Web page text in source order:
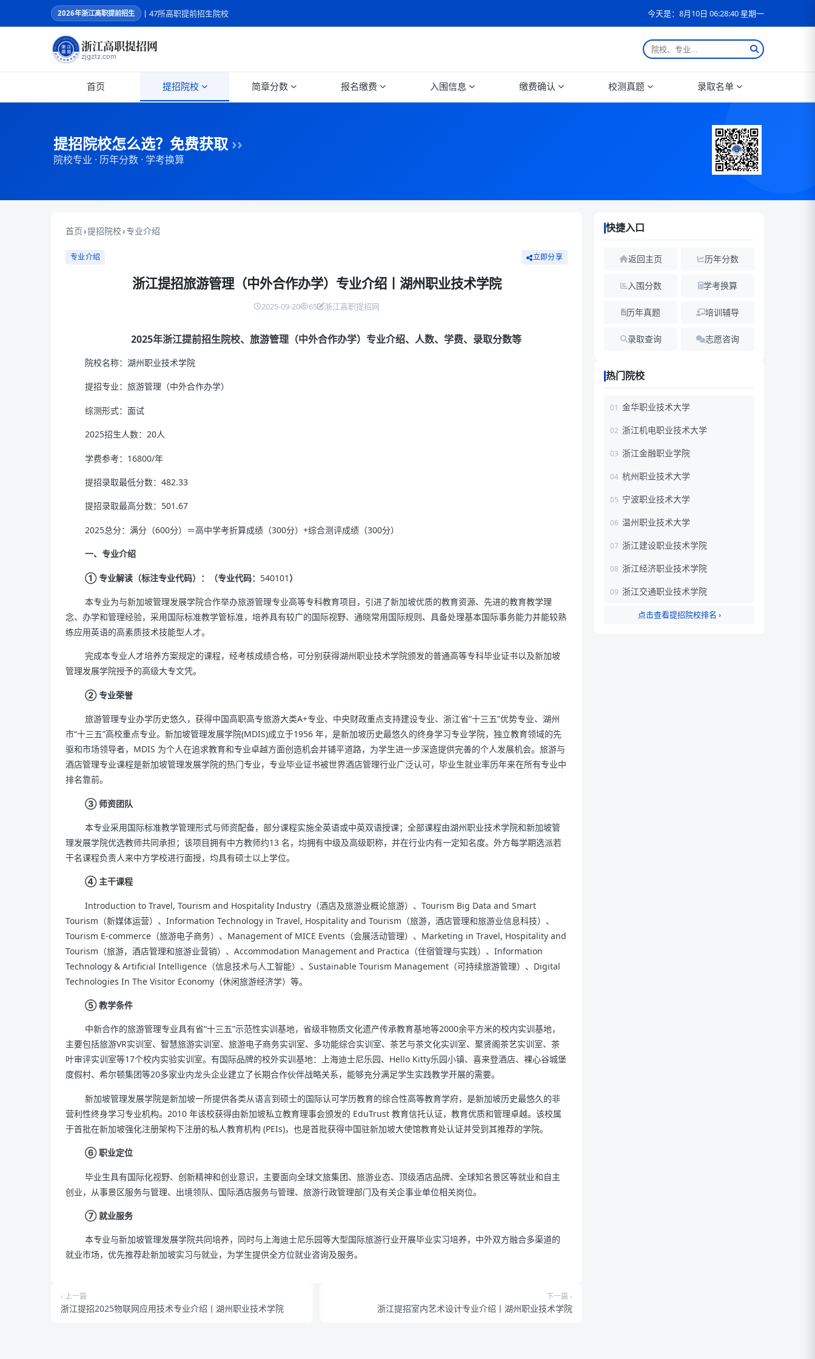
2026年浙江高职提前招生 丨47所高职提前招生院校 今天是：8月10日 06:28:41 星期一
浙江高职提招网
zjgztz.com
首页 提招院校 简章分数 报名缴费 入围信息 缴费确认 校测真题 录取名单
提招院校怎么选？免费获取 ››
院校专业 · 历年分数 · 学考换算
首页›提招院校›专业介绍
专业介绍 立即分享
浙江提招旅游管理（中外合作办学）专业介绍丨湖州职业技术学院
2025-09-20 65 浙江高职提招网
2025年浙江提前招生院校、旅游管理（中外合作办学）专业介绍、人数、学费、录取分数等
院校名称：湖州职业技术学院
提招专业：旅游管理（中外合作办学）
综测形式：面试
2025招生人数：20人
学费参考：16800/年
提招录取最低分数：482.33
提招录取最高分数：501.67
2025总分：满分（600分）＝高中学考折算成绩（300分）+综合测评成绩（300分）
一、专业介绍
① 专业解读（标注专业代码）：（专业代码： 540101）
本专业为与新加坡管理发展学院合作举办旅游管理专业高等专科教育项目，引进了新加坡优质的教育资源、先进的教育教学理
念、办学和管理经验，采用国际标准教学管标准，培养具有较广的国际视野、通晓常用国际规则、具备处理基本国际事务能力并能较熟
练应用英语的高素质技术技能型人才。
完成本专业人才培养方案规定的课程，经考核成绩合格，可分别获得湖州职业技术学院颁发的普通高等专科毕业证书以及新加坡
管理发展学院授予的高级大专文凭。
② 专业荣誉
旅游管理专业办学历史悠久，获得中国高职高专旅游大类A+专业、中央财政重点支持建设专业、浙江省“十三五”优势专业、湖州
市“十三五”高校重点专业。新加坡管理发展学院(MDIS)成立于1956 年，是新加坡历史最悠久的终身学习专业学院，独立教育领域的先
驱和市场领导者，MDIS 为个人在追求教育和专业卓越方面创造机会并铺平道路，为学生进一步深造提供完善的个人发展机会。旅游与
酒店管理专业课程是新加坡管理发展学院的热门专业，专业毕业证书被世界酒店管理行业广泛认可，毕业生就业率历年来在所有专业中
排名靠前。
③ 师资团队
本专业采用国际标准教学管理形式与师资配备，部分课程实施全英语或中英双语授课；全部课程由湖州职业技术学院和新加坡管
理发展学院优选教师共同承担；该项目拥有中方教师约13 名，均拥有中级及高级职称，并在行业内有一定知名度。外方每学期选派若
干名课程负责人来中方学校进行面授，均具有硕士以上学位。
④ 主干课程
Introduction to Travel, Tourism and Hospitality Industry（酒店及旅游业概论旅游）、Tourism Big Data and Smart
Tourism（新媒体运营）、Information Technology in Travel, Hospitality and Tourism（旅游，酒店管理和旅游业信息科技）、
Tourism E-commerce（旅游电子商务）、Management of MICE Events（会展活动管理）、Marketing in Travel, Hospitality and
Tourism（旅游，酒店管理和旅游业营销）、Accommodation Management and Practica（住宿管理与实践）、Information
Technology & Artificial Intelligence（信息技术与人工智能）、Sustainable Tourism Management（可持续旅游管理）、Digital
Technologies In The Visitor Economy（休闲旅游经济学）等。
⑤ 教学条件
中新合作的旅游管理专业具有省“十三五”示范性实训基地，省级非物质文化遗产传承教育基地等2000余平方米的校内实训基地，
主要包括旅游VR实训室、智慧旅游实训室、旅游电子商务实训室、多功能综合实训室、茶艺与茶文化实训室、聚贤阁茶艺实训室、茶
叶审评实训室等17个校内实验实训室。有国际品牌的校外实训基地：上海迪士尼乐园、Hello Kitty乐园小镇、喜来登酒店、裸心谷城堡
度假村、希尔顿集团等20多家业内龙头企业建立了长期合作伙伴战略关系，能够充分满足学生实践教学开展的需要。
新加坡管理发展学院是新加坡一所提供各类从语言到硕士的国际认可学历教育的综合性高等教育学府，是新加坡历史最悠久的非
营利性终身学习专业机构。2010 年该校获得由新加坡私立教育理事会颁发的 EduTrust 教育信托认证，教育优质和管理卓越。该校属
于首批在新加坡强化注册架构下注册的私人教育机构 (PEIs)，也是首批获得中国驻新加坡大使馆教育处认证并受到其推荐的学院。
⑥ 职业定位
毕业生具有国际化视野、创新精神和创业意识，主要面向全球文旅集团、旅游业态、顶级酒店品牌、全球知名景区等就业和自主
创业，从事景区服务与管理、出境领队、国际酒店服务与管理、旅游行政管理部门及有关企事业单位相关岗位。
⑦ 就业服务
本专业与新加坡管理发展学院共同培养，同时与上海迪士尼乐园等大型国际旅游行业开展毕业实习培养，中外双方融合多渠道的
就业市场，优先推荐赴新加坡实习与就业，为学生提供全方位就业咨询及服务。
‹ 上一篇
浙江提招2025物联网应用技术专业介绍丨湖州职业技术学院
下一篇 ›
浙江提招室内艺术设计专业介绍丨湖州职业技术学院
快捷入口
返回主页 历年分数
入围分数 学考换算
历年真题 培训辅导
录取查询 志愿咨询
热门院校
金华职业技术大学
浙江机电职业技术大学
浙江金融职业学院
杭州职业技术大学
宁波职业技术大学
温州职业技术大学
浙江建设职业技术学院
浙江经济职业技术学院
浙江交通职业技术学院
点击查看提招院校排名 ›